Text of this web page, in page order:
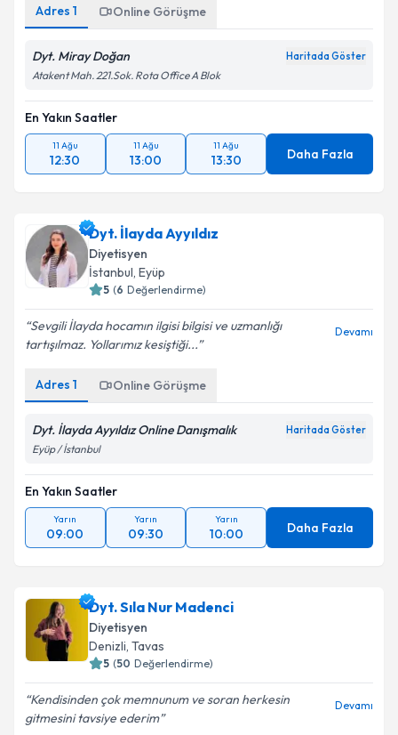
Takvim Talebini Gönder
Adres 1 Online Görüşme
Dyt. Miray Doğan Haritada Göster
Atakent Mah. 221.Sok. Rota Office A Blok
En Yakın Saatler
11 Ağu
12:30
11 Ağu
13:00
11 Ağu
13:30 Daha Fazla
Dyt. İlayda Ayyıldız
Diyetisyen
İstanbul, Eyüp
5 (6 Değerlendirme)
Sevgili İlayda hocamın ilgisi bilgisi ve uzmanlığı
tartışılmaz. Yollarımız kesiştiği...
Devamı
Adres 1 Online Görüşme
Dyt. İlayda Ayyıldız Online Danışmalık Haritada Göster
Eyüp / İstanbul
En Yakın Saatler
Yarın
09:00
Yarın
09:30
Yarın
10:00 Daha Fazla
Dyt. Sıla Nur Madenci
Diyetisyen
Denizli, Tavas
5 (50 Değerlendirme)
Kendisinden çok memnunum ve soran herkesin
gitmesini tavsiye ederim
Devamı